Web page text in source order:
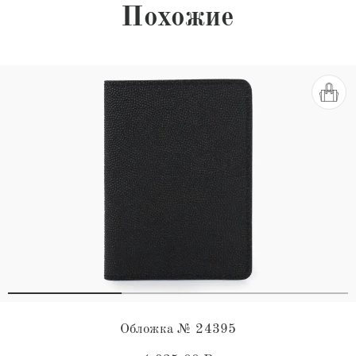
Похожие
Обложка № 24395